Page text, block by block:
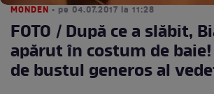
MONDEN • pe 04.07.2017 la 11:28
FOTO / După ce a slăbit,
apărut în costum de baie!
de bustul generos al